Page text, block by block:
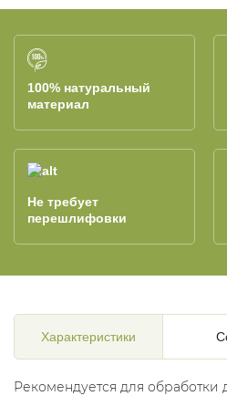
100% натуральный
материал
Не требует
перешлифовки
Характеристики
Рекомендуется для обработки